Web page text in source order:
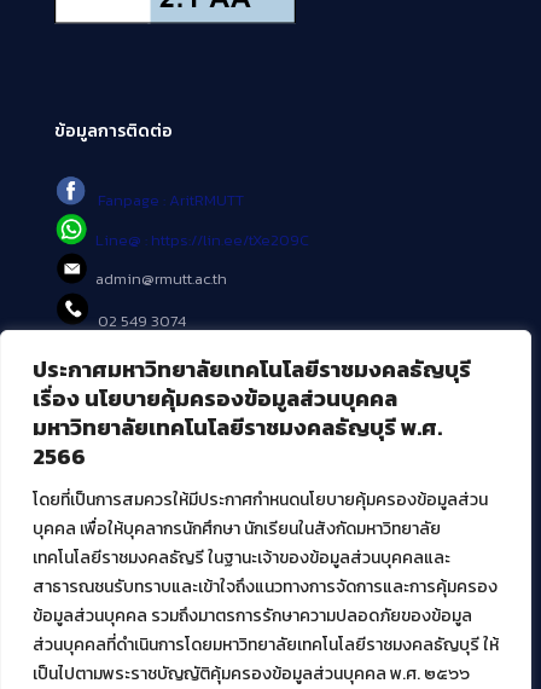
ประกาศมหาวิทยาลัยเทคโนโลยีราชมงคลธัญบุรี
เรื่อง นโยบายคุ้มครองข้อมูลส่วนบุคคล
มหาวิทยาลัยเทคโนโลยีราชมงคลธัญบุรี พ.ศ.
2566
โดยที่เป็นการสมควรให้มีประกาศกำหนดนโยบายคุ้มครองข้อมูลส่วน
บุคคล เพื่อให้บุคลากรนักศึกษา นักเรียนในสังกัดมหาวิทยาลัย
เทคโนโลยีราชมงคลธัญรี ในฐานะเจ้าของข้อมูลส่วนบุคคลและ
สาธารณชนรับทราบและเข้าใจถึงแนวทางการจัดการและการคุ้มครอง
ข้อมูลส่วนบุคคล รวมถึงมาตรการรักษาความปลอดภัยของข้อมูล
ส่วนบุคคลที่ดำเนินการโดยมหาวิทยาลัยเทคโนโลยีราชมงคลธัญบุรี ให้
เป็นไปตามพระราชบัญญัติคุ้มครองข้อมูลส่วนบุคคล พ.ศ. ๒๕๖๖
ข้อมูลการติดต่อ
Fanpage : AritRMUTT
Line@ : https://lin.ee/tXe209C
admin@rmutt.ac.th
02 549 3074
บริการอื่นๆ ของ สวส.
ศูนย์สื่อดิจิทัล
ศูนย์นวัตกรรมและความรู้
สมัยใหม่ (MoSeC)
งานบริการวิชาการให้กับหน่วยงานภายนอก
โครงการส่งเสริมและพัฒนาผู้ประกอบการ SME โดย. มทร.ธัญบุรี
กิจกรรมการเชื่อมโยงเครือข่ายผู้ให้บริการเครื่องจักรกลทางการ